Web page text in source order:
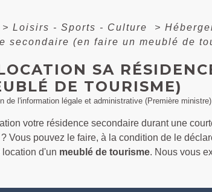
> Loisirs - Sports - Culture >
secondaire (en faire un meublé de
SA
DE TOURISME)
de l'information légale et administrative (Première ministre)
votre résidence secondaire durant une
Vous pouvez le faire, à la condition de le
d'un meublé de tourisme. Nous vous